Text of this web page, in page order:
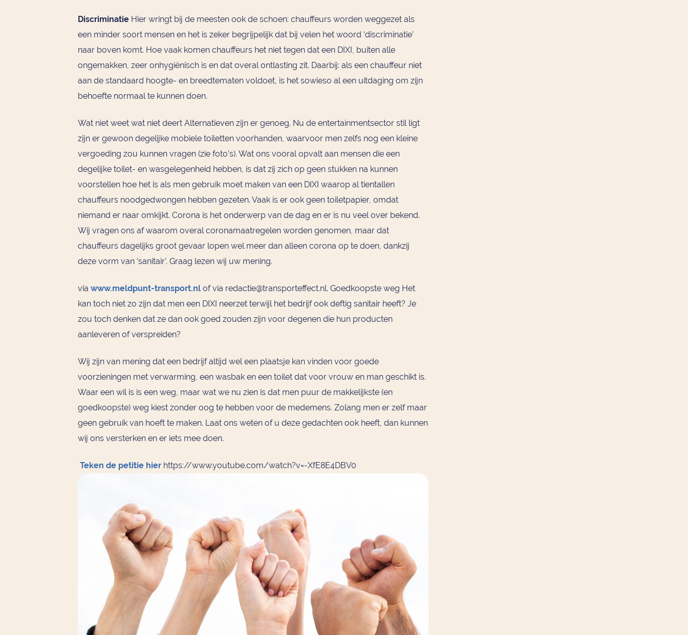
Discriminatie Hier wringt bij de meesten ook de schoen: chauffeurs worden weggezet als
een minder soort mensen en het is zeker begrijpelijk dat bij velen het woord ‘discriminatie’
naar boven komt. Hoe vaak komen chauffeurs het niet tegen dat een DIXI, buiten alle
ongemakken, zeer onhygiënisch is en dat overal ontlasting zit. Daarbij: als een chauffeur niet
aan de standaard hoogte- en breedtematen voldoet, is het sowieso al een uitdaging om zijn
behoefte normaal te kunnen doen.
Wat niet weet wat niet deert Alternatieven zijn er genoeg. Nu de entertainmentsector stil ligt
zijn er gewoon degelijke mobiele toiletten voorhanden, waarvoor men zelfs nog een kleine
vergoeding zou kunnen vragen (zie foto’s). Wat ons vooral opvalt aan mensen die een
degelijke toilet- en wasgelegenheid hebben, is dat zij zich op geen stukken na kunnen
voorstellen hoe het is als men gebruik moet maken van een DIXI waarop al tientallen
chauffeurs noodgedwongen hebben gezeten. Vaak is er ook geen toiletpapier, omdat
niemand er naar omkijkt. Corona is het onderwerp van de dag en er is nu veel over bekend.
Wij vragen ons af waarom overal coronamaatregelen worden genomen, maar dat
chauffeurs dagelijks groot gevaar lopen wel meer dan alleen corona op te doen, dankzij
deze vorm van ‘sanitair’. Graag lezen wij uw mening.
via www.meldpunt-transport.nl of via redactie@transporteffect.nl. Goedkoopste weg Het
kan toch niet zo zijn dat men een DIXI neerzet terwijl het bedrijf ook deftig sanitair heeft? Je
zou toch denken dat ze dan ook goed zouden zijn voor degenen die hun producten
aanleveren of verspreiden?
Wij zijn van mening dat een bedrijf altijd wel een plaatsje kan vinden voor goede
voorzieningen met verwarming, een wasbak en een toilet dat voor vrouw en man geschikt is.
Waar een wil is is een weg, maar wat we nu zien is dat men puur de makkelijkste (en
goedkoopste) weg kiest zonder oog te hebben voor de medemens. Zolang men er zelf maar
geen gebruik van hoeft te maken. Laat ons weten of u deze gedachten ook heeft, dan kunnen
wij ons versterken en er iets mee doen.
Teken de petitie hier https://www.youtube.com/watch?v=-XfE8E4DBV0